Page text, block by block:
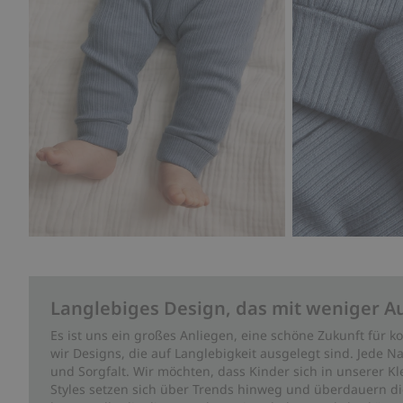
Langlebiges Design, das mit weniger
Es ist uns ein großes Anliegen, eine schöne Zukunft für
wir Designs, die auf Langlebigkeit ausgelegt sind. Jede
und Sorgfalt. Wir möchten, dass Kinder sich in unserer
Styles setzen sich über Trends hinweg und überdauern